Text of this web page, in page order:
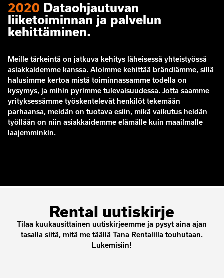
2020 Dataohjautuvan
liiketoiminnan ja palvelun
kehittäminen.
Meille tärkeintä on jatkuva kehitys läheisessä yhteistyössä
asiakkaidemme kanssa. Aloimme kehittää brändiämme, sillä
halusimme kertoa mistä toiminnassamme todella on
kysymys, ja mihin pyrimme tulevaisuudessa. Jotta saamme
yrityksessämme työskentelevät henkilöt tekemään
parhaansa, meidän on tuotava esiin, mikä vaikutus heidän
työllään on niin asiakkaidemme elämälle kuin maailmalle
laajemminkin.
Rental uutiskirje
Tilaa kuukausittainen uutiskirjeemme ja pysyt aina ajan
tasalla siitä, mitä me täällä Tana Rentalilla touhutaan.
Lukemisiin!